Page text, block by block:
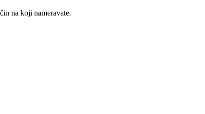
na koji nameravate.